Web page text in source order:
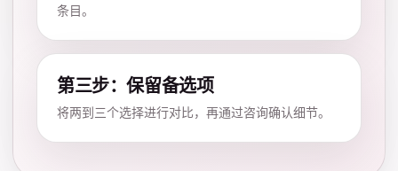
条目。
第三步：保留备选项
将两到三个选择进行对比，再通过咨询确认细节。